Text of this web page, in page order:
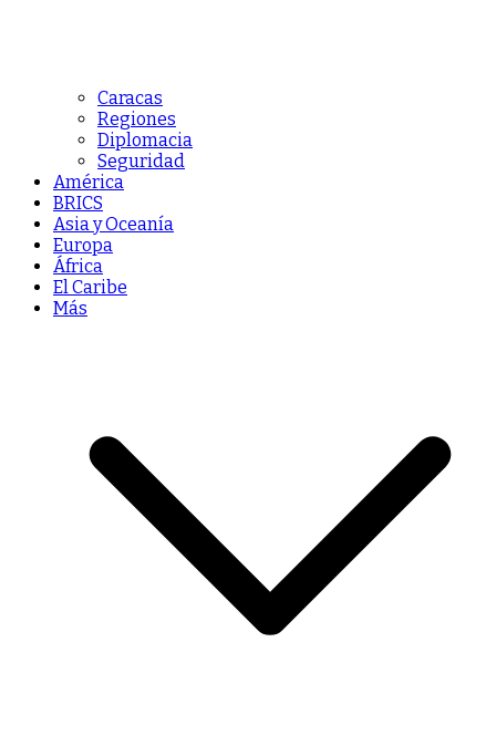
Caracas
Regiones
Diplomacia
Seguridad
América
BRICS
Asia y Oceanía
Europa
África
El Caribe
Más